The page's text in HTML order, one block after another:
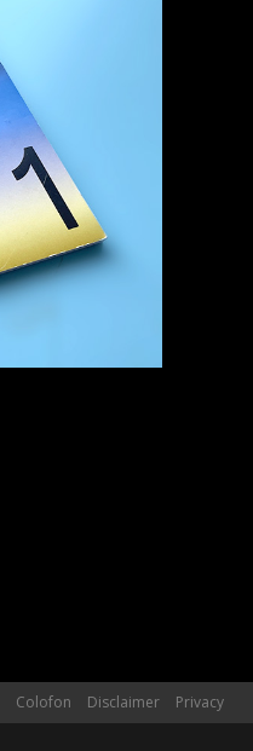
Colofon Disclaimer Privacy